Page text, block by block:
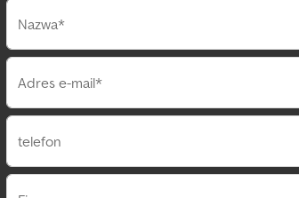
Nazwa*
Adres e-mail*
telefon